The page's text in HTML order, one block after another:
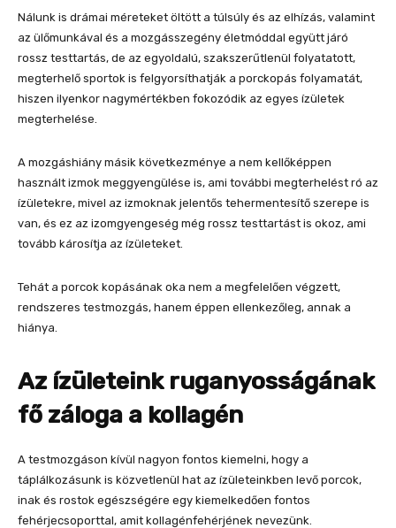
Nálunk is drámai méreteket öltött a túlsúly és az elhízás, valamint
az ülőmunkával és a mozgásszegény életmóddal együtt járó
rossz testtartás, de az egyoldalú, szakszerűtlenül folyatatott,
megterhelő sportok is felgyorsíthatják a porckopás folyamatát,
hiszen ilyenkor nagymértékben fokozódik az egyes ízületek
megterhelése.
A mozgáshiány másik következménye a nem kellőképpen
használt izmok meggyengülése is, ami további megterhelést ró az
ízületekre, mivel az izmoknak jelentős tehermentesítő szerepe is
van, és ez az izomgyengeség még rossz testtartást is okoz, ami
tovább károsítja az ízületeket.
Tehát a porcok kopásának oka nem a megfelelően végzett,
rendszeres testmozgás, hanem éppen ellenkezőleg, annak a
hiánya.
Az ízületeink ruganyosságának
fő záloga a kollagén
A testmozgáson kívül nagyon fontos kiemelni, hogy a
táplálkozásunk is közvetlenül hat az ízületeinkben levő porcok,
inak és rostok egészségére egy kiemelkedően fontos
fehérjecsoporttal, amit kollagénfehérjének nevezünk.